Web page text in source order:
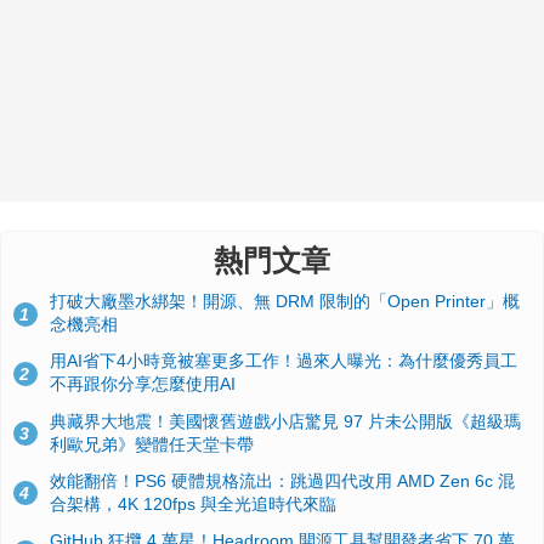
熱門文章
1
打破大廠墨水綁架！開源、無 DRM 限制的「Open Printer」概
念機亮相
2
用AI省下4小時竟被塞更多工作！過來人曝光：為什麼優秀員工
不再跟你分享怎麼使用AI
3
典藏界大地震！美國懷舊遊戲小店驚見 97 片未公開版《超級瑪
利歐兄弟》變體任天堂卡帶
4
效能翻倍！PS6 硬體規格流出：跳過四代改用 AMD Zen 6c 混
合架構，4K 120fps 與全光追時代來臨